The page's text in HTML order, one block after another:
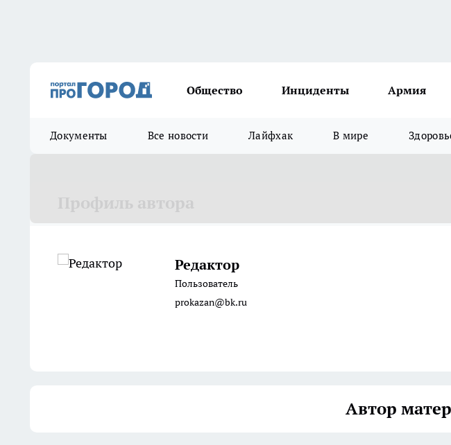
Общество Инциденты Армия
Документы Все новости Лайфхак В мире
Редактор
Пользователь
prokazan@bk.ru
Автор